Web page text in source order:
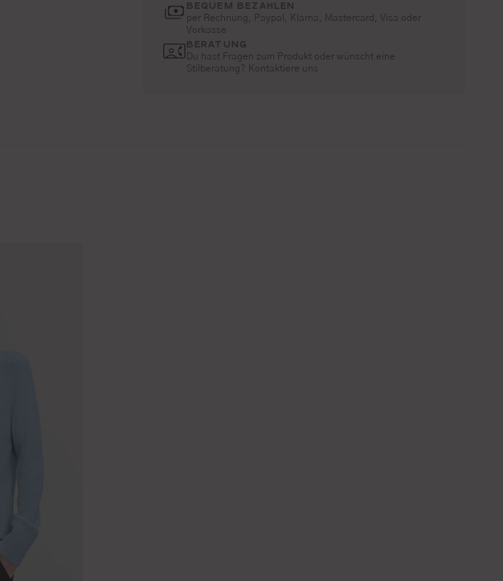
BEQUEM BEZAHLEN
per Rechnung, Paypal, Klarna, Mastercard, Visa oder
Vorkasse
BERATUNG
Du hast Fragen zum Produkt oder wünscht eine
Stilberatung? Kontaktiere uns